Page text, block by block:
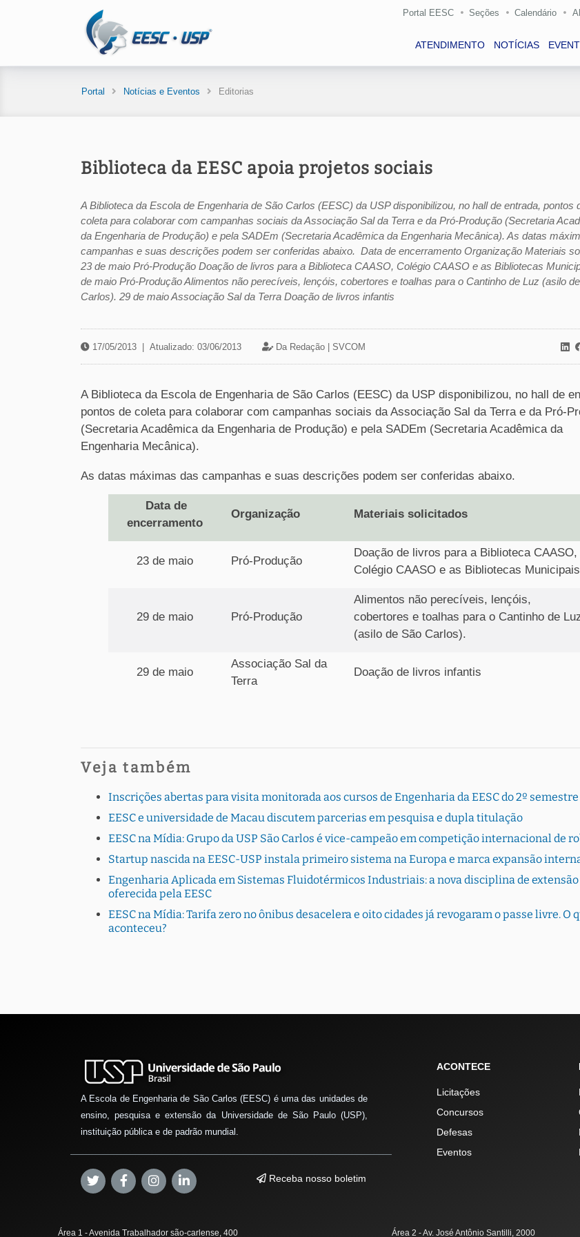
Portal EESC Seções Calendário
ATENDIMENTO NOTÍCIAS
Portal Notícias e Eventos Editorias
Biblioteca da EESC apoia projetos sociais
A Biblioteca da Escola de Engenharia de São Carlos (EESC) da USP disponibilizou, no hall de entrada, pontos
coleta para colaborar com campanhas sociais da Associação Sal da Terra e da Pró-Produção (Secretaria
da Engenharia de Produção) e pela SADEm (Secretaria Acadêmica da Engenharia Mecânica). As datas
campanhas e suas descrições podem ser conferidas abaixo. Data de encerramento Organização Materiais
23 de maio Pró-Produção Doação de livros para a Biblioteca CAASO, Colégio CAASO e as Bibliotecas
de maio Pró-Produção Alimentos não perecíveis, lençóis, cobertores e toalhas para o Cantinho de Luz (asilo
Carlos). 29 de maio Associação Sal da Terra Doação de livros infantis
17/05/2013 Atualizado: 03/06/2013 Da Redação | SVCOM
A Biblioteca da Escola de Engenharia de São Carlos (EESC) da USP disponibilizou, no hall de
pontos de coleta para colaborar com campanhas sociais da Associação Sal da Terra e da Pró-
(Secretaria Acadêmica da Engenharia de Produção) e pela SADEm (Secretaria Acadêmica da
Engenharia Mecânica).
As datas máximas das campanhas e suas descrições podem ser conferidas abaixo.
Data de
encerramento
Organização Materiais solicitados
23 de maio Pró-Produção
Doação de livros para a Biblioteca CAASO,
Colégio CAASO e as Bibliotecas
29 de maio Pró-Produção
Alimentos não perecíveis, lençóis,
cobertores e toalhas para o Cantinho de
(asilo de São Carlos).
29 de maio
Associação Sal da
Terra
Doação de livros infantis
Veja também
Inscrições abertas para visita monitorada aos cursos de Engenharia da EESC do 2º semestre
EESC e universidade de Macau discutem parcerias em pesquisa e dupla titulação
EESC na Mídia: Grupo da USP São Carlos é vice-campeão em competição internacional de
Startup nascida na EESC-USP instala primeiro sistema na Europa e marca expansão
Engenharia Aplicada em Sistemas Fluidotérmicos Industriais: a nova disciplina de extensão
oferecida pela EESC
EESC na Mídia: Tarifa zero no ônibus desacelera e oito cidades já revogaram o passe livre. O
aconteceu?
A Escola de Engenharia de São Carlos (EESC) é uma das unidades de
ensino, pesquisa e extensão da Universidade de São Paulo (USP),
instituição pública e de padrão mundial.
Receba nosso boletim
ACONTECE
Licitações
Concursos
Defesas
Eventos
Área 1 - Avenida Trabalhador são-carlense, 400 Área 2 - Av. José Antônio Santilli, 2000